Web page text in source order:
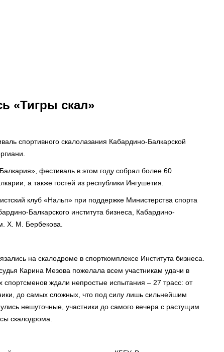
«Тигры скал»
спортивного скалолазания Кабардино-Балкарской
фестиваль в этом году собрал более 60
а также гостей из республики Ингушетия.
клуб «Нальп» при поддержке Министерства спорта
Балкарского института бизнеса, Кабардино-
Х. М. Бербекова.
на скалодроме в спорткомплексе Института бизнеса.
Карина Мезова пожелала всем участникам удачи в
ждали непростые испытания – 27 трасс: от
до самых сложных, что под силу лишь сильнейшим
нешуточные, участники до самого вечера с растущим
скалодрома.